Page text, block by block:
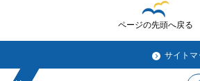
ページの先頭へ戻る
サイトマ